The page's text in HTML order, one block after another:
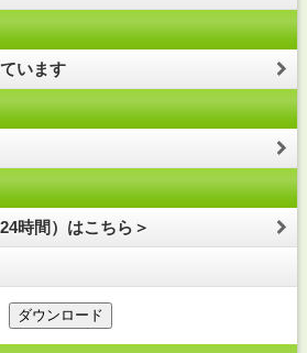
います
時間）はこちら＞